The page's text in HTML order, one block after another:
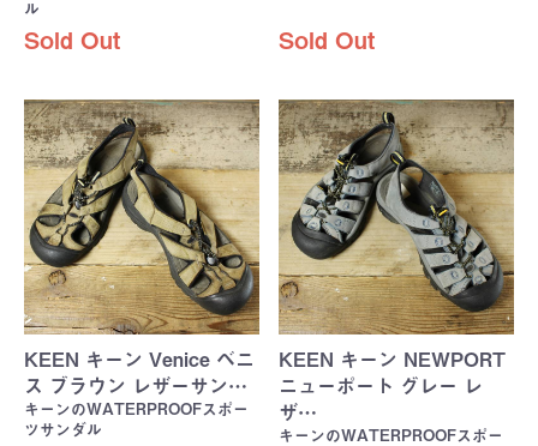
ル
Sold Out Sold Out
KEEN キーン Venice ベニ
ス ブラウン レザーサン…
キーンのWATERPROOFスポー
ツサンダル
KEEN キーン NEWPORT
ニューポート グレー レ
ザ…
キーンのWATERPROOFスポー